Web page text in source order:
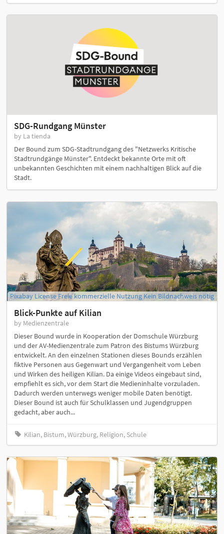
SDG-Rundgang Münster
by La tienda
Der Bound zum SDG-Stadtrundgang des "Netzwerks Kritische
Stadtrundgänge Münster". Entdeckt bekannte Orte mit oft
unbekannten Geschichten mit einem nachhaltigen Blick auf die
Stadt.
Pixabay License Freie kommerzielle Nutzung Kein Bildnachweis nötig
Blick-Punkte auf Kilian
by Medienzentrale
Dieser Bound wurde in Kooperation der Domschule Würzburg
und der AV-Medienzentrale zum Patron des Bistums Würzburg
entwickelt. An den einzelnen Stationen dieses Bounds erzählen
fiktive Personen aus Gegenwart und Vergangenheit vom Leben
und Wirken des heiligen Kilian. Da einige Videos eingebaut sind,
empfiehlt es sich, vor dem Start die Medieninhalte vorzuladen.
Dadurch werden unterwegs weniger mobile Daten benötigt.
Dieser Bound ist auch für Schulklassen und Jugendgruppen
gedacht, aber auch...
Kilian, Bistum, Würzburg, Religion, Schule